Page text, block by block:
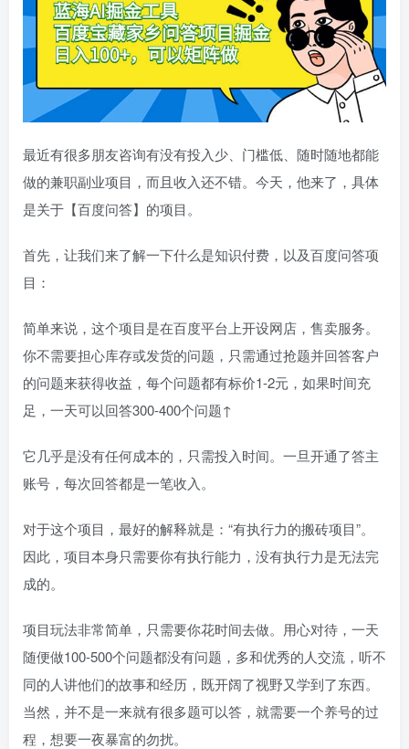
最近有很多朋友咨询有没有投入少、门槛低、随时随地都能
做的兼职副业项目，而且收入还不错。今天，他来了，具体
是关于【百度问答】的项目。
首先，让我们来了解一下什么是知识付费，以及百度问答项
目：
简单来说，这个项目是在百度平台上开设网店，售卖服务。
你不需要担心库存或发货的问题，只需通过抢题并回答客户
的问题来获得收益，每个问题都有标价1-2元，如果时间充
足，一天可以回答300-400个问题↑
它几乎是没有任何成本的，只需投入时间。一旦开通了答主
账号，每次回答都是一笔收入。
对于这个项目，最好的解释就是：“有执行力的搬砖项目”。
因此，项目本身只需要你有执行能力，没有执行力是无法完
成的。
项目玩法非常简单，只需要你花时间去做。用心对待，一天
随便做100-500个问题都没有问题，多和优秀的人交流，听不
同的人讲他们的故事和经历，既开阔了视野又学到了东西。
当然，并不是一来就有很多题可以答，就需要一个养号的过
程，想要一夜暴富的勿扰。